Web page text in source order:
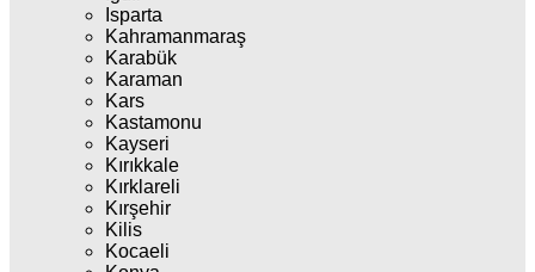
Isparta
Kahramanmaraş
Karabük
Karaman
Kars
Kastamonu
Kayseri
Kırıkkale
Kırklareli
Kırşehir
Kilis
Kocaeli